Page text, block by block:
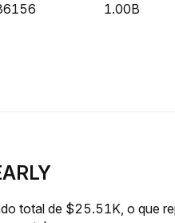
1.00B
total de $25.51K, o que